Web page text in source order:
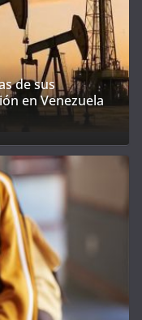
de sus
en Venezuela